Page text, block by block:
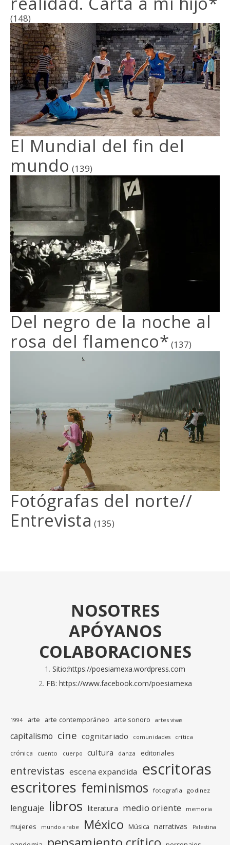
(148)
El Mundial del fin del
mundo (139)
Del negro de la noche al
rosa del flamenco* (137)
Fotógrafas del norte//
Entrevista (135)
NOSOTRES
APÓYANOS
COLABORACIONES
Sitio:https://poesiamexa.wordpress.com
FB: https://www.facebook.com/poesiamexa
1994 arte arte contemporáneo arte sonoro artes vivas
capitalismo cine cognitariado comunidades crítica
crónica cuento cuerpo cultura danza editoriales
entrevistas escena expandida escritoras
escritores feminismos fotografia godinez
lenguaje libros literatura medio oriente memoria
mujeres mundo arabe México Música narrativas Palestina